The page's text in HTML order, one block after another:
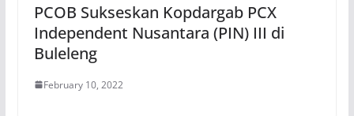
PCOB Sukseskan Kopdargab PCX
Independent Nusantara (PIN) III di
Buleleng
February 10, 2022